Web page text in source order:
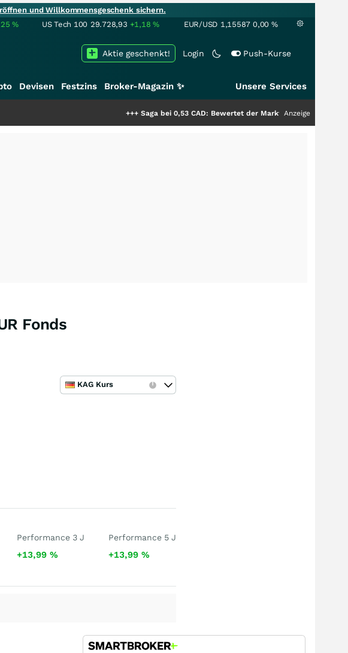
und Willkommensgeschenk sichern.
% US Tech 100 29.728,93 +1,18% EUR/USD 1,15587 0,00 %
Login Push-Kurse
Aktie geschenkt!
Devisen Festzins Broker-Magazin ✨ Unsere Services
Saga bei 0,53 CAD: Bewertet der Markt noch immer nur die Hälfte
Anzeige
Fonds
KAG Kurs
Performance 3 J
+13,99%
Performance 5 J
+13,99 %